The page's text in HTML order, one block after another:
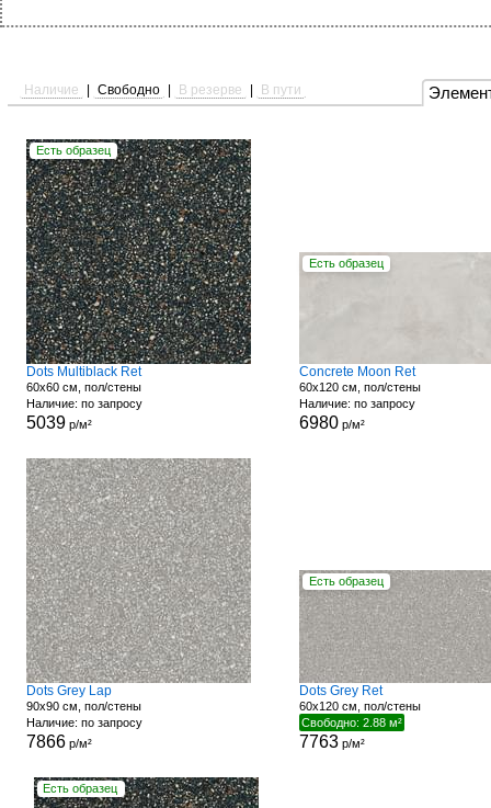
Наличие Свободно В резерве В пути
Есть образец
Dots Multiblack Ret
60x60 см, пол/стены
Наличие: по запросу
5039р/м²
Есть образец
Concrete Moon Ret
60x120 см, пол/стены
Наличие: по запросу
6980р/м²
Dots Grey Lap
90x90 см, пол/стены
Наличие: по запросу
7866р/м²
Есть образец
Dots Grey Ret
60x120 см, пол/стены
Свободно: 2.88 м²
7763р/м²
Есть образец